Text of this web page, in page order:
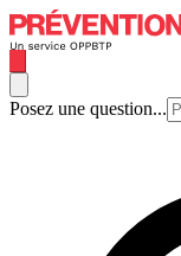
Posez une question...